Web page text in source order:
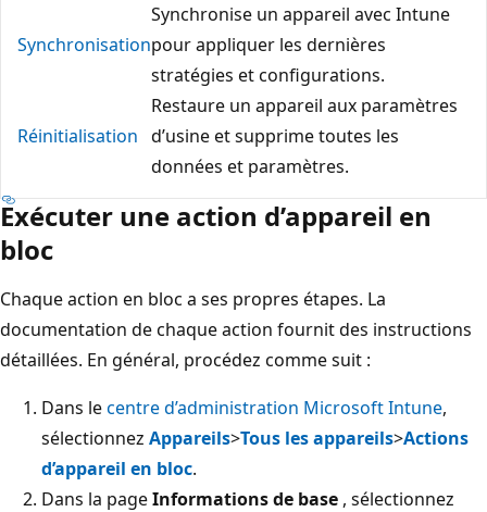
Synchronisation
Synchronise un appareil avec Intune
pour appliquer les dernières
stratégies et configurations.
Réinitialisation
Restaure un appareil aux paramètres
d’usine et supprime toutes les
données et paramètres.
Exécuter une action d’appareil en
bloc
Chaque action en bloc a ses propres étapes. La
documentation de chaque action fournit des instructions
détaillées. En général, procédez comme suit :
Dans lecentre d’administration Microsoft Intune,
sélectionnez Appareils>Tous les appareils>Actions
d’appareil en bloc.
Dans la pageInformations de base , sélectionnez